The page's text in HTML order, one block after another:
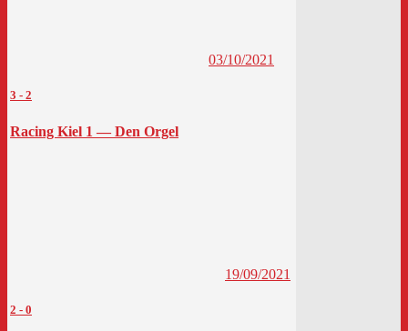
03/10/2021
3 - 2
Racing Kiel 1 — Den Orgel
19/09/2021
2 - 0